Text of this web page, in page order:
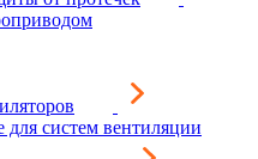
для систем вентиляции